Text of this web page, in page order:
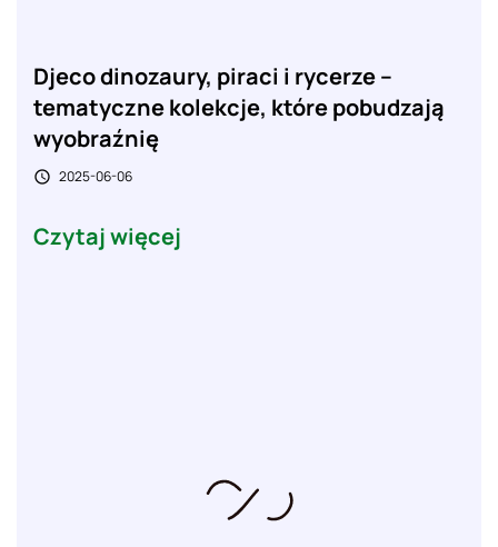
Djeco dinozaury, piraci i rycerze –
tematyczne kolekcje, które pobudzają
wyobraźnię
 2025-06-06
Czytaj więcej